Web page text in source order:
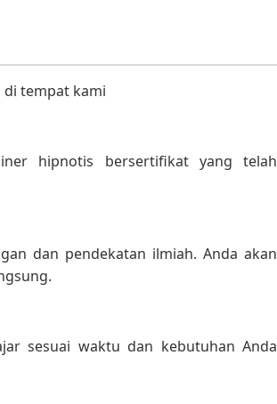
tempat kami
hipnotis bersertifikat yang telah
dan pendekatan ilmiah. Anda akan
sesuai waktu dan kebutuhan Anda